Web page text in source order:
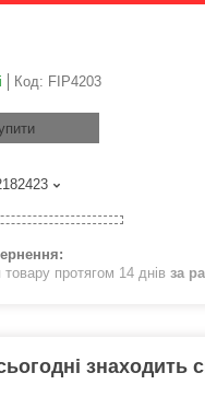
Код: FIP4203
товару протягом 14 днів за
знаходить